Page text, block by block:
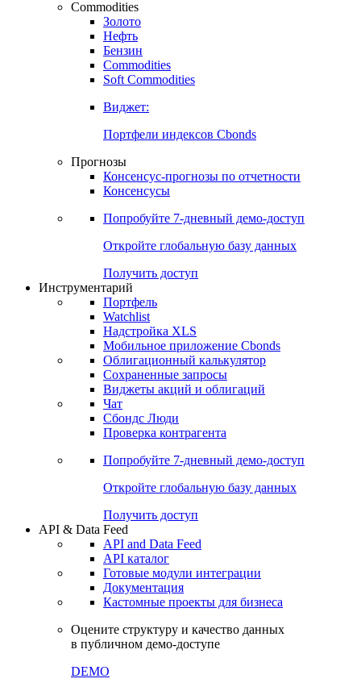
Commodities
Золото
Нефть
Бензин
Commodities
Soft Commodities
Виджет:
Портфели индексов Cbonds
Прогнозы
Консенсус-прогнозы по отчетности
Консенсусы
Попробуйте 7-дневный демо-доступ
Откройте глобальную базу данных
Получить доступ
Инструментарий
Портфель
Watchlist
Надстройка XLS
Мобильное приложение Cbonds
Облигационный калькулятор
Сохраненные запросы
Виджеты акций и облигаций
Чат
Сбондс Люди
Проверка контрагента
Попробуйте 7-дневный демо-доступ
Откройте глобальную базу данных
Получить доступ
API & Data Feed
API and Data Feed
API каталог
Готовые модули интеграции
Документация
Кастомные проекты для бизнеса
Оцените структуру и качество данных
в публичном демо-доступе
DEMO